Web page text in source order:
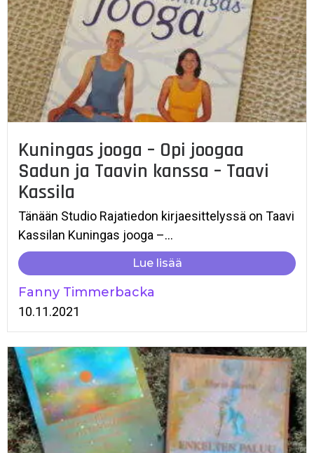
Kuningas jooga – Opi joogaa
Sadun ja Taavin kanssa – Taavi
Kassila
Tänään Studio Rajatiedon kirjaesittelyssä on Taavi
Kassilan Kuningas jooga –...
Lue lisää
Fanny Timmerbacka
10.11.2021